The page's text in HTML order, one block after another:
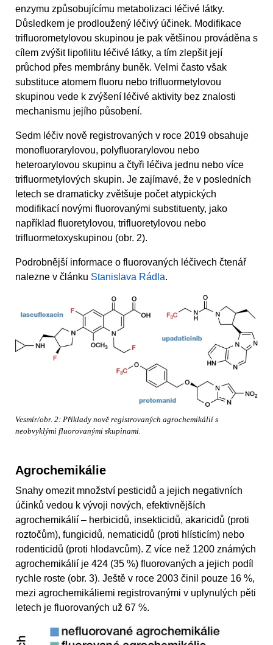
enzymu způsobujícímu metabolizaci léčivé látky.
Důsledkem je prodloužený léčivý účinek. Modifikace
trifluorometylovou skupinou je pak většinou prováděna s
cílem zvýšit lipofilitu léčivé látky, a tím zlepšit její
průchod přes membrány buněk. Velmi často však
substituce atomem fluoru nebo trifluormetylovou
skupinou vede k zvýšení léčivé aktivity bez znalosti
mechanismu jejího působení.
Sedm léčiv nově registrovaných v roce 2019 obsahuje
monofluorarylovou, polyfluorarylovou nebo
heteroarylovou skupinu a čtyři léčiva jednu nebo více
trifluormetylových skupin. Je zajímavé, že v posledních
letech se dramaticky zvětšuje počet atypických
modifikací novými fluorovanými substituenty, jako
například fluoretylovou, trifluoretylovou nebo
trifluormetoxyskupinou (obr. 2).
Podrobnější informace o fluorovaných léčivech čtenář
nalezne v článku Stanislava Rádla.
Vesmír/obr. 2: Příklady nově registrovaných agrochemikálií s
neobvyklými fluorovanými skupinami.
Agrochemikálie
Snahy omezit množství pesticidů a jejich negativních
účinků vedou k vývoji nových, efektivnějších
agrochemikálií – herbicidů, insekticidů, akaricidů (proti
roztočům), fungicidů, nematicidů (proti hlísticím) nebo
rodenticidů (proti hlodavcům). Z více než 1200 známých
agrochemikálií je 424 (35 %) fluorovaných a jejich podíl
rychle roste (obr. 3). Ještě v roce 2003 činil pouze 16 %,
mezi agrochemikáliemi registrovanými v uplynulých pěti
letech je fluorovaných už 67 %.